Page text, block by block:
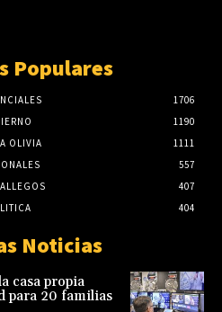
Populares
1706
1190
OLIVIA
1111
557
407
404
Noticias
casa propia
para 20 familias